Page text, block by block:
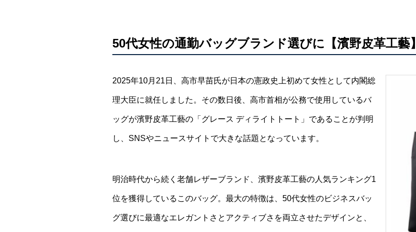
50代女性の通勤バッグブランド選びに【濱野皮革工藝】
2025年10月21日、高市早苗氏が日本の憲政史上初めて女性として内閣総
理大臣に就任しました。その数日後、高市首相が公務で使用しているバ
ッグが濱野皮革工藝の「グレース ディライトトート」であることが判明
し、SNSやニュースサイトで大きな話題となっています。
明治時代から続く老舗レザーブランド、濱野皮革工藝の人気ランキング1
位を獲得しているこのバッグ。最大の特徴は、50代女性のビジネスバッ
グ選びに最適なエレガントさとアクティブさを両立させたデザインと、